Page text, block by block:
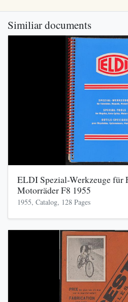
Similiar documents
ELDI Spezial-Werkzeuge für
Motorräder F8 1955
1955, Catalog, 128 Pages